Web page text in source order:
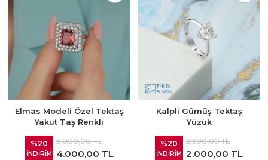
Elmas Modeli Özel Tektaş
Yakut Taş Renkli
%20
İNDİRİM
5.000,00 TL
4.000,00 TL
Kalpli Gümüş Tektaş
Yüzük
%20
İNDİRİM
2.500,00 TL
2.000,00 TL